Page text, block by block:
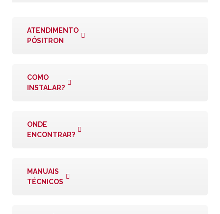
ATENDIMENTO
PÓSITRON
COMO
INSTALAR?
ONDE
ENCONTRAR?
MANUAIS
TÉCNICOS